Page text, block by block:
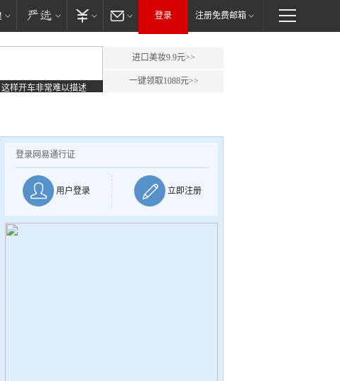
登录 注册免费邮箱
这样开车非常难以描述
进口美妆9.9元>>
一键领取1088元>>
登录网易通行证
用户登录 立即注册